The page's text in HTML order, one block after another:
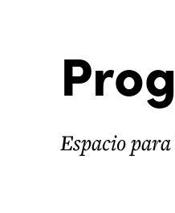
Espacio